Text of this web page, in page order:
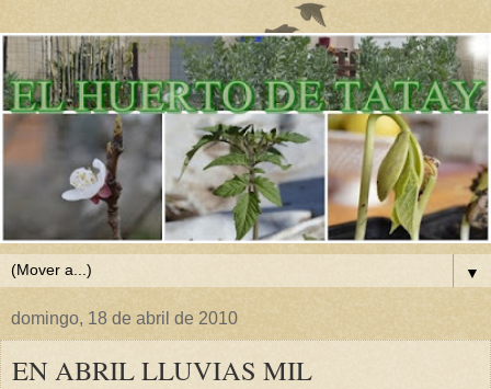
▼
domingo, 18 de abril de 2010
EN ABRIL LLUVIAS MIL